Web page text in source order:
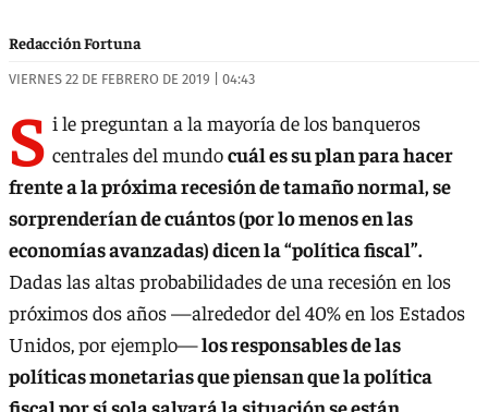
Redacción Fortuna
VIERNES 22 DE FEBRERO DE 2019 | 04:43
S i le preguntan a la mayoría de los banqueros
centrales del mundocuál es su plan para hacer
frente a la próxima recesión de tamaño normal, se
sorprenderían de cuántos (por lo menos en las
economías avanzadas) dicen la “política fiscal”.
Dadas las altas probabilidades de una recesión en los
próximos dos años —alrededor del 40% en los Estados
Unidos, por ejemplo—los responsables de las
políticas monetarias que piensan que la política